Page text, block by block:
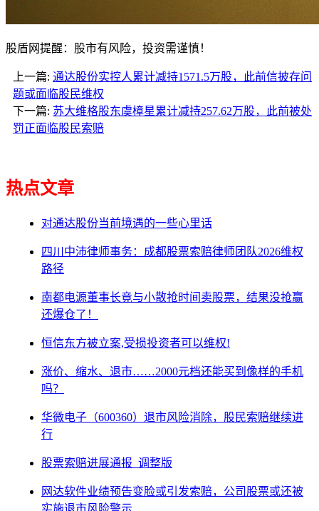
股盾网提醒：股市有风险，投资需谨慎！
上一篇: 通达股份实控人累计减持1571.5万股，此前信披存问
题或面临股民维权
下一篇: 苏大维格股东虞樟星累计减持257.62万股，此前被处
罚正面临股民索赔
热点文章
对通达股份当前境遇的一些心里话
四川中沛律师事务：成都股票索赔律师团队2026维权
路径
南都电源董事长竟与小散抢时间卖股票，结果没抢赢
还爆仓了！
恒信东方被立案,受损投资者可以维权!
涨价、缩水、退市……2000元档还能买到像样的手机
吗？
华微电子（600360）退市风险消除，股民索赔继续进
行
股票索赔进展通报_调整版
网达软件业绩预告变脸或引发索赔，公司股票或还被
实施退市风险警示